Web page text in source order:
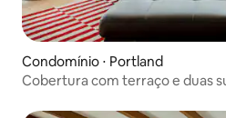
Condomínio ⋅ Portland
Cobertura com terraço e duas